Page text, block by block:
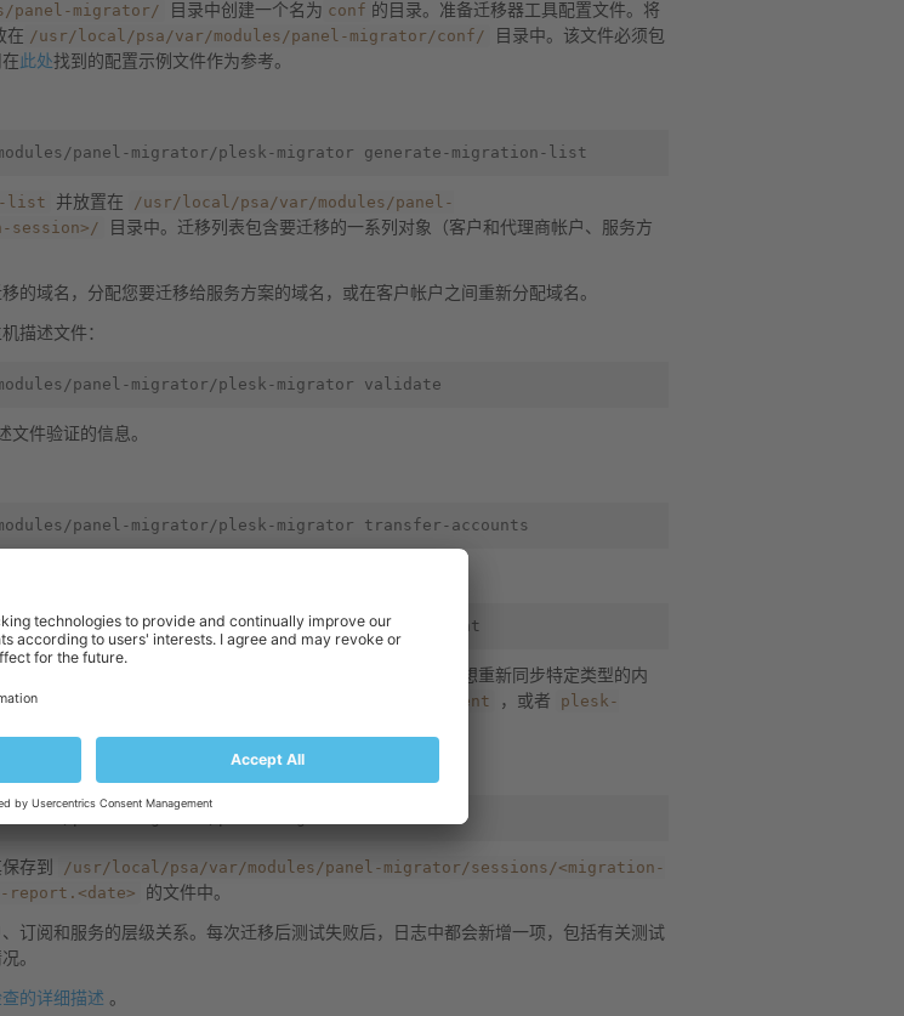
panel-migrator/ 目录中创建一个名为 conf 的目录。准备迁移器工具配置文件。将
在 /usr/local/psa/var/modules/panel-migrator/conf/
目录中。该文件必须包
此处找到的配置示例文件作为参考。
panel-migrator/plesk-migrator
list 并放置在
/usr/local/psa/var/modules/panel-
session>/
目录中。迁移列表包含要迁移的一系列对象（客户和代理商帐户、服务方
的域名，分配您要迁移给服务方案的域名，或在客户帐户之间重新分配域名。
描述文件：
panel-migrator/plesk-migrator
文件验证的信息。
panel-migrator/plesk-migrator
panel-migrator/plesk-migrator
发生的主机内容的更改会被镜像到目的服务器上。如果您只想重新同步特定类型的内
web-content copy-mail-content ，或者
plesk-
查目的服务器上迁移过来的对象的可操作性：
存到
/usr/local/psa/var/modules/panel-migrator/sessions/<migration-
的文件中。
订阅和服务的层级关系。每次迁移后测试失败后，日志中都会新增一项，包括有关测试
。
的详细描述 。